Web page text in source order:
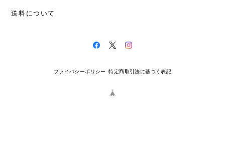
送料について
プライバシーポリシー 特定商取引法に基づく表記